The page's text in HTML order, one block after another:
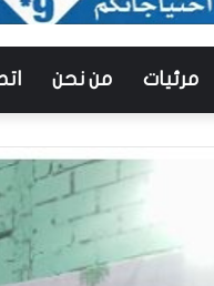
مرئيات من نحن